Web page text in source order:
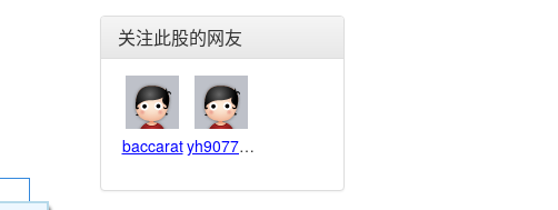
合金投资(000633)
格力电器(000651)
东方电子(000682)
金宇车城(000803)
银河生物(000806)
关注此股的网友
baccarat yh907730746